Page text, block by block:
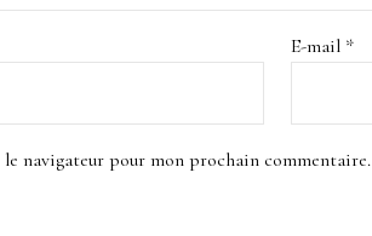
E-mail *
navigateur pour mon prochain commentaire.